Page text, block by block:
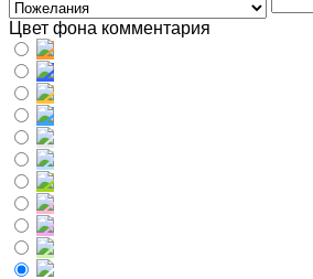
Цвет фона комментария